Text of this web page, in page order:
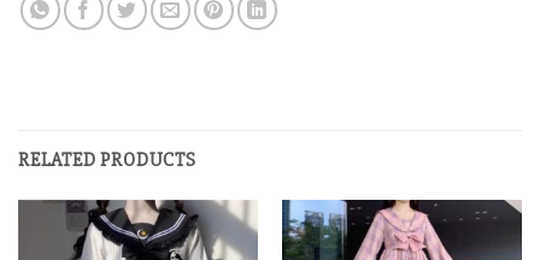
RELATED PRODUCTS